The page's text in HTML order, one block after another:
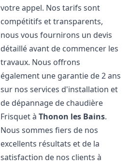
votre appel. Nos tarifs sont
compétitifs et transparents,
nous vous fournirons un devis
détaillé avant de commencer les
travaux. Nous offrons
également une garantie de 2 ans
sur nos services d'installation et
de dépannage de chaudière
Frisquet àThonon les Bains.
Nous sommes fiers de nos
excellents résultats et de la
satisfaction de nos clients à